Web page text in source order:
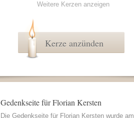
Weitere Kerzen anzeigen
Kerze anzünden
Gedenkseite für Florian Kersten
Die Gedenkseite für Florian Kersten wurde am